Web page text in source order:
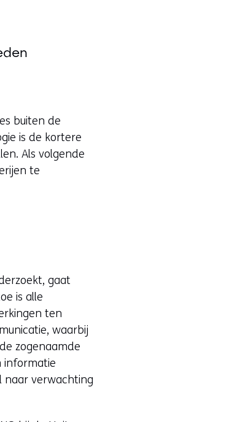
buiten de
is de kortere
Als volgende
te
gaat
is alle
ten
waarbij
zogenaamde
informatie
naar verwachting